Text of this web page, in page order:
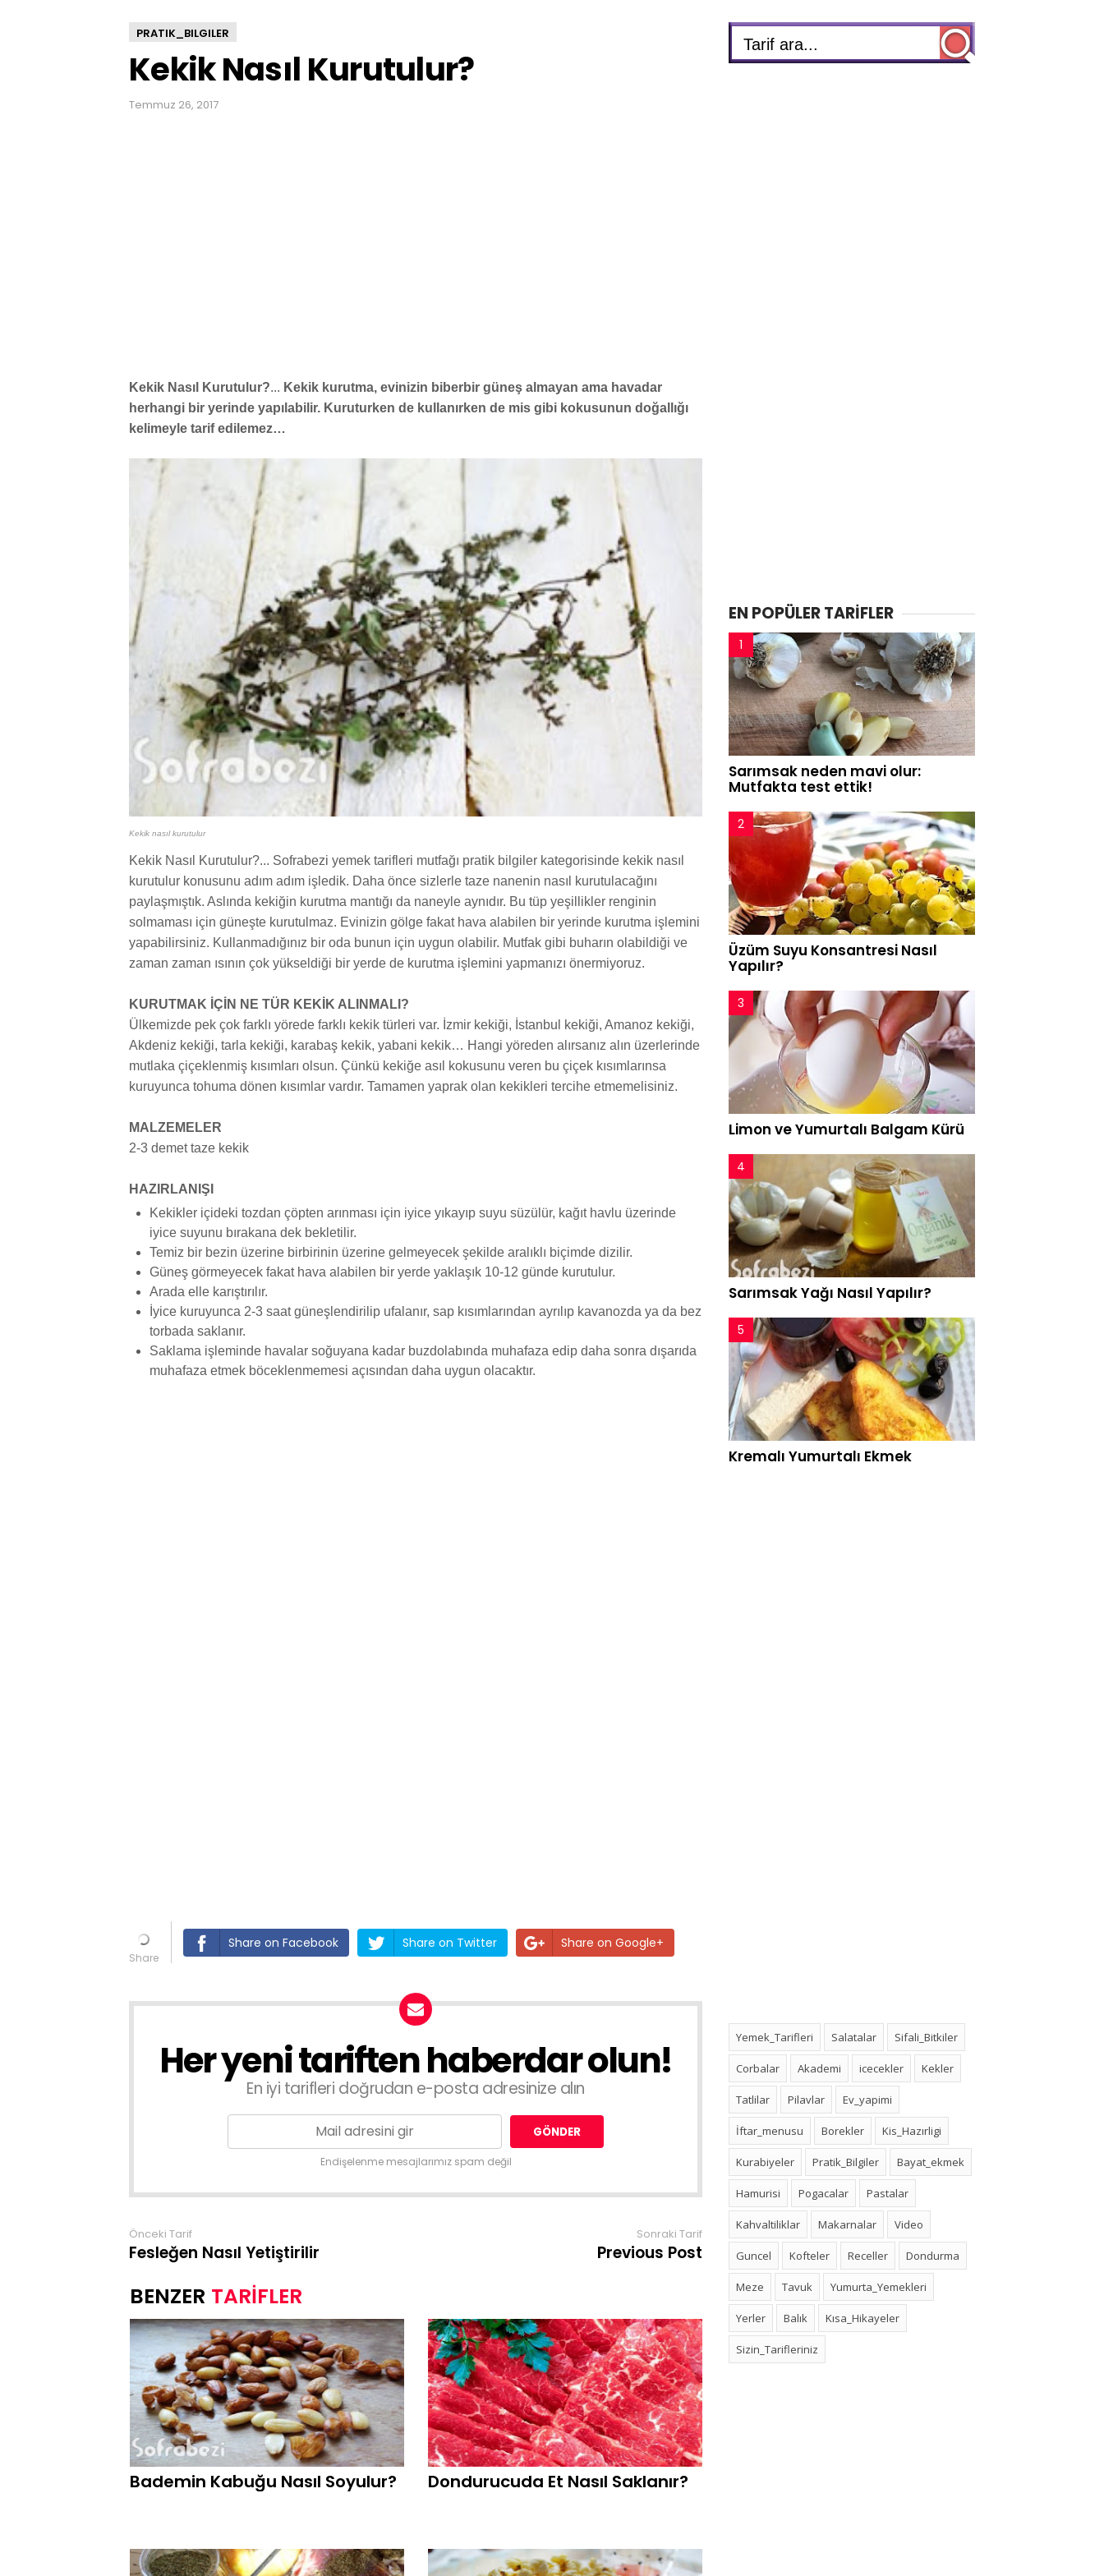
PRATIK_BILGILER
Kekik Nasıl Kurutulur?
Temmuz 26, 2017
Kekik Nasıl Kurutulur?... Kekik kurutma, evinizin biberbir güneş almayan ama havadar
herhangi bir yerinde yapılabilir. Kuruturken de kullanırken de mis gibi kokusunun doğallığı
kelimeyle tarif edilemez…
Kekik nasıl kurutulur
Kekik Nasıl Kurutulur?... Sofrabezi yemek tarifleri mutfağı pratik bilgiler kategorisinde kekik nasıl
kurutulur konusunu adım adım işledik. Daha önce sizlerle taze nanenin nasıl kurutulacağını
paylaşmıştık. Aslında kekiğin kurutma mantığı da naneyle aynıdır. Bu tüp yeşillikler renginin
solmaması için güneşte kurutulmaz. Evinizin gölge fakat hava alabilen bir yerinde kurutma işlemini
yapabilirsiniz. Kullanmadığınız bir oda bunun için uygun olabilir. Mutfak gibi buharın olabildiği ve
zaman zaman ısının çok yükseldiği bir yerde de kurutma işlemini yapmanızı önermiyoruz.
KURUTMAK İÇİN NE TÜR KEKİK ALINMALI?
Ülkemizde pek çok farklı yörede farklı kekik türleri var. İzmir kekiği, İstanbul kekiği, Amanoz kekiği,
Akdeniz kekiği, tarla kekiği, karabaş kekik, yabani kekik… Hangi yöreden alırsanız alın üzerlerinde
mutlaka çiçeklenmiş kısımları olsun. Çünkü kekiğe asıl kokusunu veren bu çiçek kısımlarınsa
kuruyunca tohuma dönen kısımlar vardır. Tamamen yaprak olan kekikleri tercihe etmemelisiniz.
MALZEMELER
2-3 demet taze kekik
HAZIRLANIŞI
Kekikler içideki tozdan çöpten arınması için iyice yıkayıp suyu süzülür, kağıt havlu üzerinde
iyice suyunu bırakana dek bekletilir.
Temiz bir bezin üzerine birbirinin üzerine gelmeyecek şekilde aralıklı biçimde dizilir.
Güneş görmeyecek fakat hava alabilen bir yerde yaklaşık 10-12 günde kurutulur.
Arada elle karıştırılır.
İyice kuruyunca 2-3 saat güneşlendirilip ufalanır, sap kısımlarından ayrılıp kavanozda ya da bez
torbada saklanır.
Saklama işleminde havalar soğuyana kadar buzdolabında muhafaza edip daha sonra dışarıda
muhafaza etmek böceklenmemesi açısından daha uygun olacaktır.
Share on Facebook Share on Twitter Share on Google+
Her yeni tariften haberdar olun!
En iyi tarifleri doğrudan e-posta adresinize alın
Endişelenme mesajlarımız spam değil
Önceki Tarif
Fesleğen Nasıl Yetiştirilir
Sonraki Tarif
Previous Post
TARİFLER
Bademin Kabuğu Nasıl Soyulur? Dondurucuda Et Nasıl Saklanır?
EN POPÜLER TARİFLER
Sarımsak neden mavi olur:
Mutfakta test ettik!
Üzüm Suyu Konsantresi Nasıl
Yapılır?
Limon ve Yumurtalı Balgam Kürü
Sarımsak Yağı Nasıl Yapılır?
Kremalı Yumurtalı Ekmek
Yemek_Tarifleri Salatalar Sifali_Bitkiler
Corbalar Akademi icecekler Kekler
Tatlilar Pilavlar Ev_yapimi
İftar_menusu Borekler Kis_Hazırligi
Kurabiyeler Pratik_Bilgiler Bayat_ekmek
Hamurisi Pogacalar Pastalar
Kahvaltiliklar Makarnalar Video
Guncel Kofteler Receller Dondurma
Meze Tavuk Yumurta_Yemekleri
Yerler Balık Kısa_Hikayeler
Sizin_Tarifleriniz